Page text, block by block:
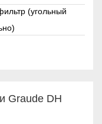
(угольный
Graude DH